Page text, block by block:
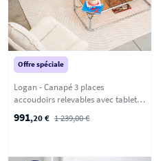
Offre spéciale
Logan - Canapé 3 places
accoudoirs relevables avec tablette
991,20 € 1 239,00 €